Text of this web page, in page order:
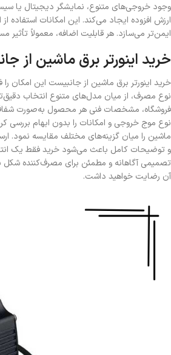
وجود خروجی‌های متنوع، نمایشگر دیجیتال یا
ارزش افزوده ایجاد می‌کند. این امکانات استفاده از
ایمن‌تر می‌سازد. هر قابلیت اضافه، معمولاً تأثیر
خرید اینورتر برق ماشین از
خرید اینورتر برق ماشین از جانبیست این امکان
نوع مصرف، از میان مدل‌های متنوع انتخاب
فروشگاه، مشخصات فنی هر محصول به‌صورت شفاف
نوع موج خروجی و امکانات را بدون ابهام بررسی
ماشین را میان گزینه‌های مختلف مقایسه نمود.
و توضیحات کامل باعث می‌شود خرید فقط یک
تصمیمی آگاهانه و مطمئن برای مصرف‌کننده شکل
آن رضایت خواهید داشت.